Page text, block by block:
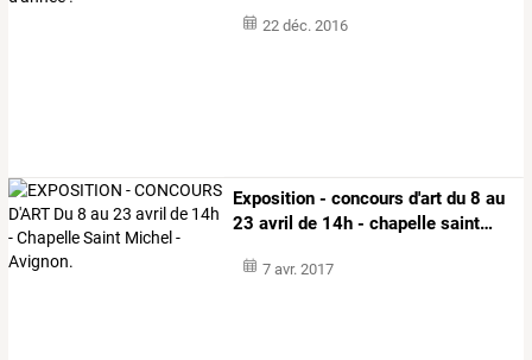
22 déc. 2016
Exposition - concours d'art du 8 au
23 avril de 14h - chapelle saint…
7 avr. 2017